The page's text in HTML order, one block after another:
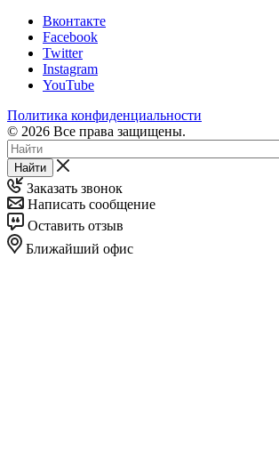
Вконтакте
Facebook
Twitter
Instagram
YouTube
Политика конфиденциальности
© 2026 Все права защищены.
Найти
Заказать звонок
Написать сообщение
Оставить отзыв
Ближайший офис